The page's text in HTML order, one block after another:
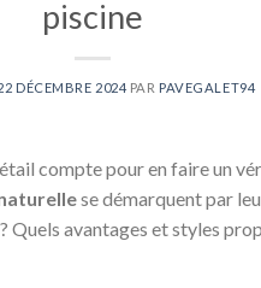
piscine
DÉCEMBRE 2024 PAR PAVEGALET94
compte pour en faire un
se démarquent par
avantages et styles